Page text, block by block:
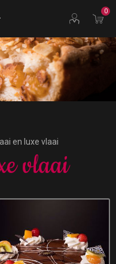
0
vandaag uiterlijk tot
en luxe vlaai
vlaai